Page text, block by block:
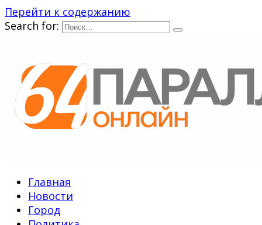
Перейти к содержанию
Search for:
Главная
Новости
Город